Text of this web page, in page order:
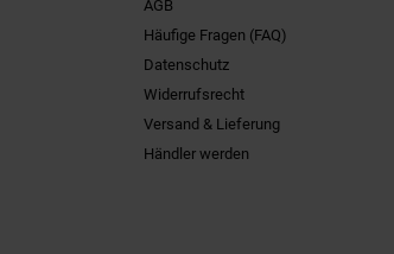
AGB
Häufige Fragen (FAQ)
Datenschutz
Widerrufsrecht
Versand & Lieferung
Händler werden